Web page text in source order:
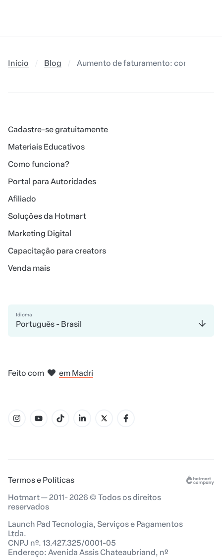
Início Blog Aumento de faturamento: como
Cadastre-se gratuitamente
Materiais Educativos
Como funciona?
Portal para Autoridades
Afiliado
Soluções da Hotmart
Marketing Digital
Capacitação para creators
Venda mais
Idioma
Português - Brasil
Feito com
em Amsterdam
Termos e Políticas
Hotmart — 2011- 2026 © Todos os direitos
reservados
Launch Pad Tecnologia, Serviços e Pagamentos
Ltda.
CNPJ nº. 13.427.325/0001-05
Endereço: Avenida Assis Chateaubriand, nº